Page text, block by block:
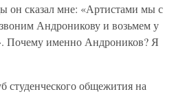
он сказал мне: «Артистами мы с
Андроникову и возьмем у
Почему именно Андроников? Я
студенческого общежития на